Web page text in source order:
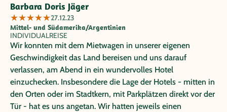
Barbara Doris Jäger
★★★★★27.12.23
Mittel- und Südamerika/Argentinien
INDIVIDUALREISE
Wir konnten mit dem Mietwagen in unserer eigenen
Geschwindigkeit das Land bereisen und uns darauf
verlassen, am Abend in ein wundervolles Hotel
einzuchecken. Insbesondere die Lage der Hotels - mitten in
den Orten oder im Stadtkern, mit Parkplätzen direkt vor der
Tür - hat es uns angetan. Wir hatten jeweils einen